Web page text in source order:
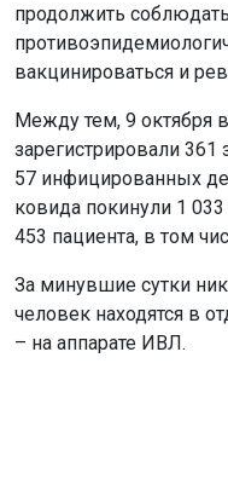
продолжить
вакцинироваться и
Между тем, 9 октября
зарегистрировали
57 инфицированных
ковида покинули 1
453 пациента, в том
За минувшие сутки
человек находятся в
– на аппарате ИВЛ.